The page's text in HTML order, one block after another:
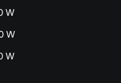
W
W
W